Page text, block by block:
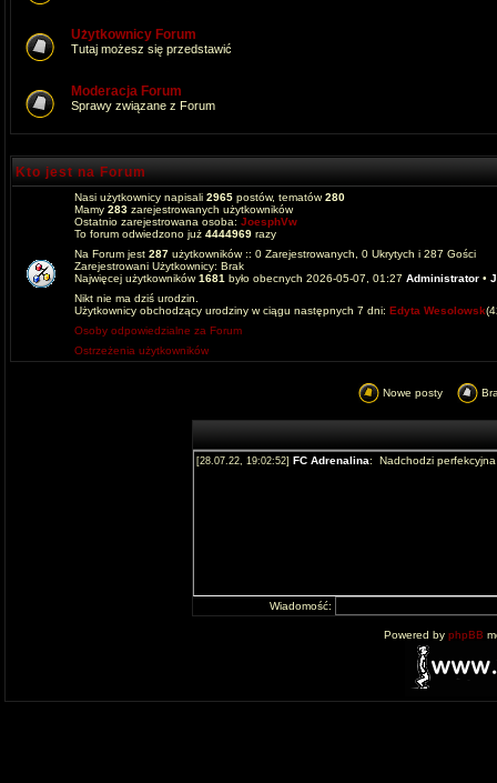
Użytkownicy Forum
Tutaj możesz się przedstawić
Moderacja Forum
Sprawy związane z Forum
Kto jest na Forum
Nasi użytkownicy napisali 2965 postów, tematów280
Mamy 283 zarejestrowanych użytkowników
Ostatnio zarejestrowana osoba: JoesphVw
To forum odwiedzono już 4444969 razy
Na Forum jest 287 użytkowników :: 0 Zarejestrowanych, 0 Ukrytych i 287 Gości
Zarejestrowani Użytkownicy: Brak
Najwięcej użytkowników1681 było obecnych 2026-05-07, 01:27 Administrator •
Nikt nie ma dziś urodzin.
Użytkownicy obchodzący urodziny w ciągu następnych 7 dni: Edyta Wesolowsk
Osoby odpowiedzialne za Forum
Ostrzeżenia użytkowników
Nowe posty
Wiadomość:
Powered by phpBB